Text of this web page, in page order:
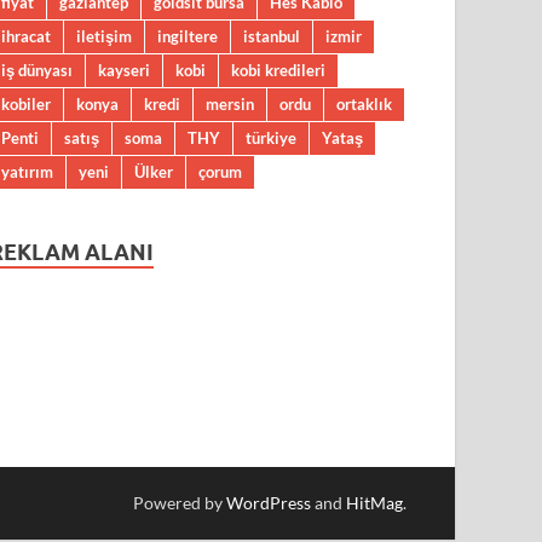
ihracat
iletişim ingiltere istanbul
izmir
iş dünyası
kayseri kobi
kobi kredileri
kobiler
konya kredi mersin ordu
ortaklık
Penti
satış soma THY türkiye
Yataş
yatırım
yeni Ülker çorum
ALANI
Powered byWordPressand HitMag.